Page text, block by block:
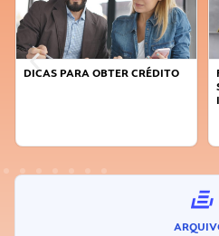
DICAS PARA OBTER CRÉDITO